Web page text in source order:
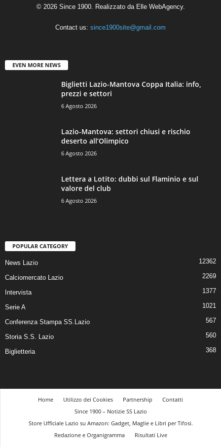
© 2026 Since 1900. Realizzato da Elle WebAgency.
Contact us: since1900site@gmail.com
EVEN MORE NEWS
Biglietti Lazio-Mantova Coppa Italia: info,
prezzi e settori
6 Agosto 2026
Lazio-Mantova: settori chiusi e rischio
deserto all’Olimpico
6 Agosto 2026
Lettera a Lotito: dubbi sul Flaminio e sul
valore del club
6 Agosto 2026
POPULAR CATEGORY
News Lazio 12362
Calciomercato Lazio 2269
Intervista 1377
Serie A 1021
Conferenza Stampa SS.Lazio 567
Storia S.S. Lazio 560
Biglietteria 368
Home Utilizzo dei Cookies Partnership
Contatti
Since 1900 – Notizie SS Lazio
Store Ufficiale Lazio su Amazon: Gadget, Maglie e Libri per Tifosi.
Redazione e Organigramma
Risultati Live